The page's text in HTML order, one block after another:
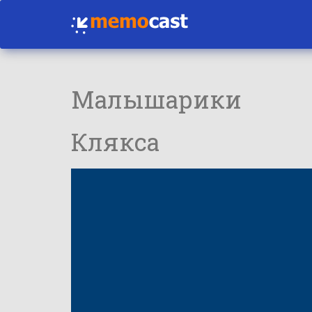
Малышарики
Клякса